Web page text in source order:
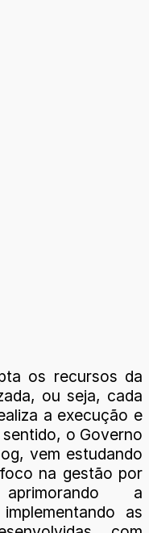
os recursos da
ou seja, cada
a execução e
o Governo
vem estudando
na gestão por
a
as